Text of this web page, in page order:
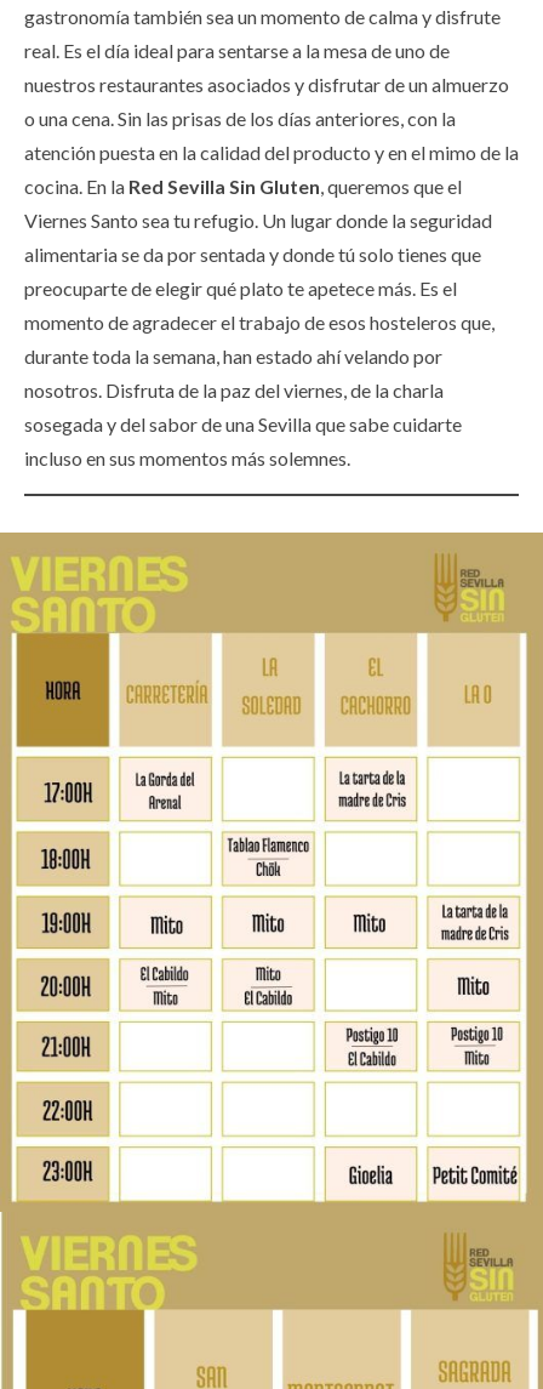
gastronomía también sea un momento de calma y disfrute
real. Es el día ideal para sentarse a la mesa de uno de
nuestros restaurantes asociados y disfrutar de un almuerzo
o una cena. Sin las prisas de los días anteriores, con la
atención puesta en la calidad del producto y en el mimo de la
cocina. En la Red Sevilla Sin Gluten, queremos que el
Viernes Santo sea tu refugio. Un lugar donde la seguridad
alimentaria se da por sentada y donde tú solo tienes que
preocuparte de elegir qué plato te apetece más. Es el
momento de agradecer el trabajo de esos hosteleros que,
durante toda la semana, han estado ahí velando por
nosotros. Disfruta de la paz del viernes, de la charla
sosegada y del sabor de una Sevilla que sabe cuidarte
incluso en sus momentos más solemnes.